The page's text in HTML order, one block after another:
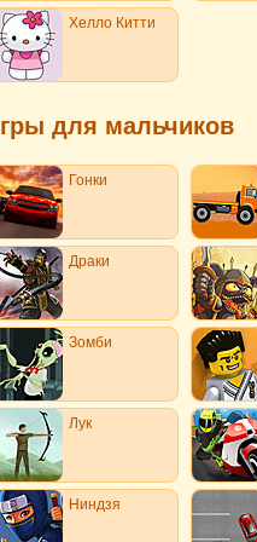
Хелло Китти
для мальчиков
Гонки
Драки
Зомби
Лук
Ниндзя